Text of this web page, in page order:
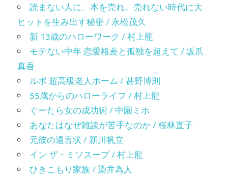
読まない人に、本を売れ。売れない時代に大
ヒットを生み出す秘密 / 永松茂久
新 13歳のハローワーク / 村上龍
モテない中年 恋愛格差と孤独を超えて / 坂爪
真吾
ルポ 超高級老人ホーム / 甚野博則
55歳からのハローライフ / 村上龍
ぐーたら女の成功術 / 中園ミホ
あなたはなぜ雑談が苦手なのか / 桜林直子
元彼の遺言状 / 新川帆立
イン ザ・ミソスープ / 村上龍
ひきこもり家族 / 染井為人